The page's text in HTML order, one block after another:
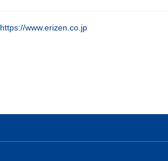
https://www.erizen.co.jp